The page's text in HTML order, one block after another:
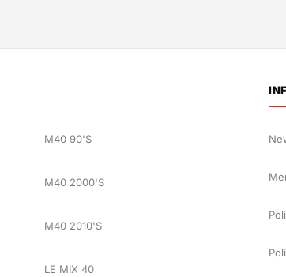
M40 90'S
M40 2000'S
M40 2010'S
LE MIX 40